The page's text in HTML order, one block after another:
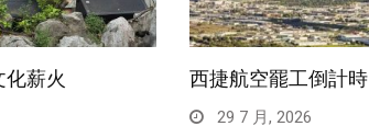
化薪火 西捷航空罷工倒計時
29 7 月, 2026